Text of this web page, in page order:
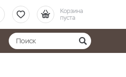
Корзина
пуста